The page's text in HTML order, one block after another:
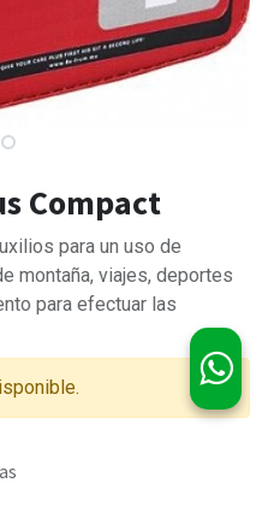
Compact
para un uso de
montaña, viajes, deportes
para efectuar las